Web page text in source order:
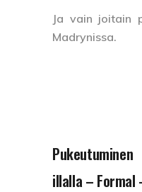
Ja vain joitain
Madrynissa.
illalla – Formal